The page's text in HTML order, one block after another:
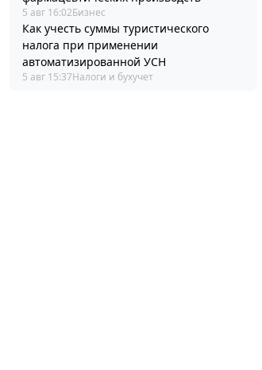
5 авг 16:02Бизнес
Как учесть суммы туристического
налога при применении
автоматизированной УСН
5 авг 15:37Налоги и бухучет